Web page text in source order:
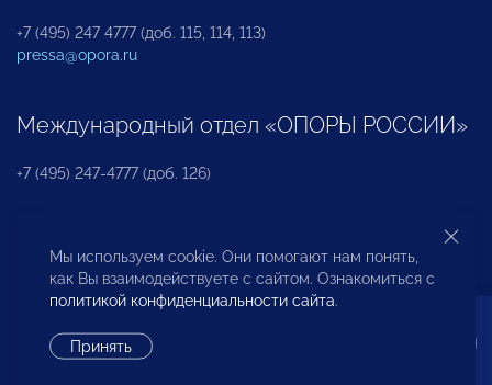
+7 (495) 247 4777 (доб. 115, 114, 113)
pressa@opora.ru
Международный отдел «ОПОРЫ РОССИИ»
+7 (495) 247-4777 (доб. 126)
Бюро по защите прав предпринимателей и
инвесторов
Мы используем cookie. Они помогают нам понять,
как Вы взаимодействуете с сайтом. Ознакомиться с
политикой конфиденциальности сайта.
Принять